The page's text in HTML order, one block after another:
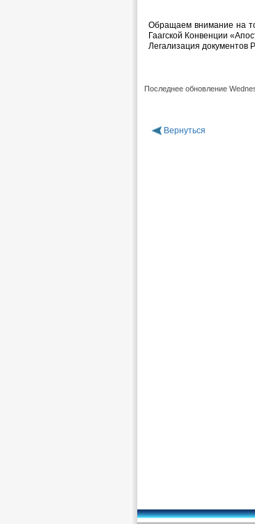
Обращаем внимание на
Гаагской Конвенции
Легализация документов
Последнее обновление
Вернуться